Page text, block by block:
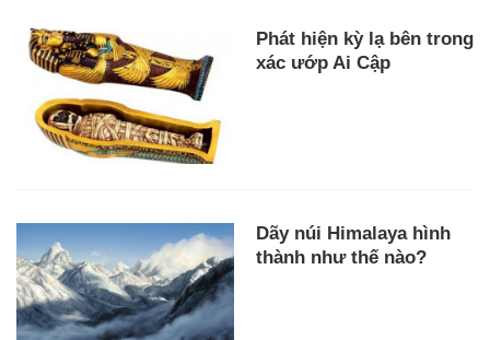
Phát hiện kỳ lạ bên trong
xác ướp Ai Cập
Dãy núi Himalaya hình
thành như thế nào?